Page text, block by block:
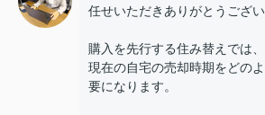
任せいただきありがとうござい
購入を先行する住み替えでは
現在の自宅の売却時期をどの
要になります。